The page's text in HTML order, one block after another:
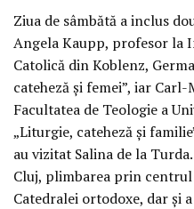
Ziua de sâmbătă a inclus
Angela Kaupp, profesor la
Catolică din Koblenz,
cateheză și femei”, iar
Facultatea de Teologie a
„Liturgie, cateheză și
au vizitat Salina de la
Cluj, plimbarea prin
Catedralei ortodoxe, dar și